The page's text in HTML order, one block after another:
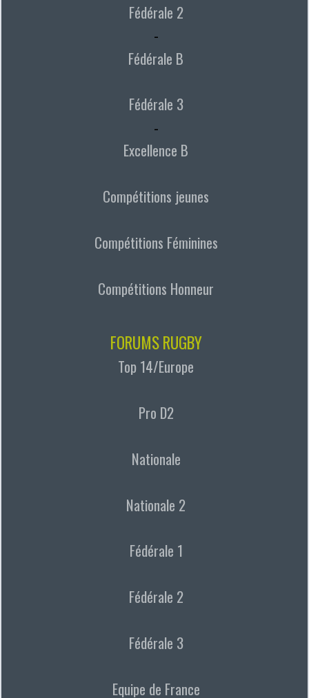
Fédérale 2
-
Fédérale B
Fédérale 3
-
Excellence B
Compétitions jeunes
Compétitions Féminines
Compétitions Honneur
FORUMS RUGBY
Top 14/Europe
Pro D2
Nationale
Nationale 2
Fédérale 1
Fédérale 2
Fédérale 3
Equipe de France